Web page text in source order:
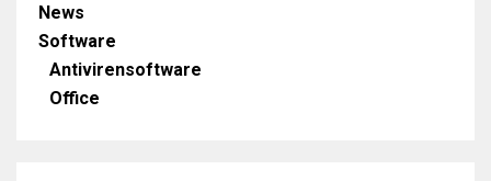
News
Software
Antivirensoftware
Office